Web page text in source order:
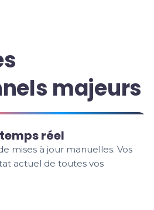
majeurs
réel
mises à jour manuelles. Vos
actuel de toutes vos